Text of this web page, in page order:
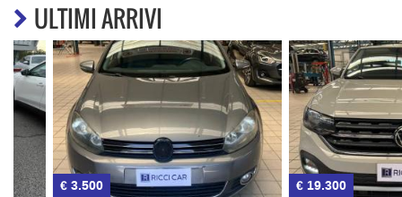
ULTIMI ARRIVI
€ 3.500 € 19.300